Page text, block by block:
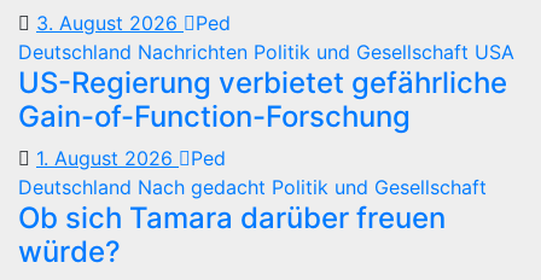
3. August 2026
Ped
Deutschland Nachrichten Politik und Gesellschaft USA
US-Regierung verbietet gefährliche
Gain-of-Function-Forschung
1. August 2026
Ped
Deutschland Nach gedacht Politik und Gesellschaft
Ob sich Tamara darüber freuen
würde?